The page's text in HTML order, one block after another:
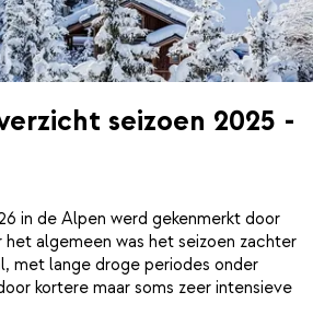
seizoen 2025 -
in de Alpen werd gekenmerkt door
algemeen was het seizoen zachter
met lange droge periodes onder
kortere maar soms zeer intensieve